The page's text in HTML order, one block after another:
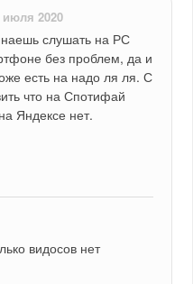
июля 2020
слушать на РС
без проблем, да и
есть на надо ля ля. С
что на Спотифай
Яндексе нет.
видосов нет